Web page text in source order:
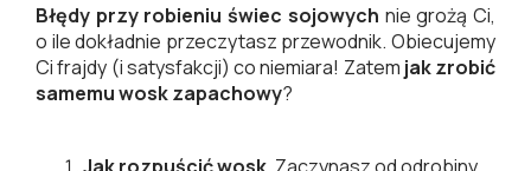
Błędy przy robieniu świec sojowych nie grożą Ci,
o ile dokładnie przeczytasz przewodnik. Obiecujemy
Ci frajdy (i satysfakcji) co niemiara! Zatem jak zrobić
samemu wosk zapachowy?